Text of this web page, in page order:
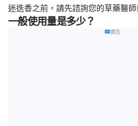
迷迭香之前，請先諮詢您的草藥醫師
一般使用量是多少？
廣告